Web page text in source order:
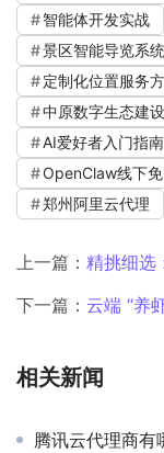
智能体开发实战
景区智能导览系统
定制化位置服务
中原数字生态建设
AI爱好者入门指南
OpenClaw线下
郑州阿里云代理
上一篇： 精挑细选
下一篇： 云端 “养虾” 进
相关新闻
腾讯云代理商有